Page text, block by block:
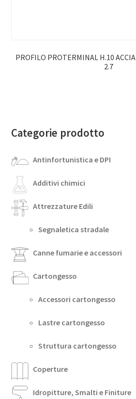
PROFILO PROTERMINAL H.10
2.7
Categorie prodotto
Antinfortunistica e DPI
Additivi chimici
Attrezzature Edili
Segnaletica stradale
Canne fumarie e accessori
Cartongesso
Accessori cartongesso
Lastre cartongesso
Struttura cartongesso
Coperture
Idropitture, Smalti e Finiture